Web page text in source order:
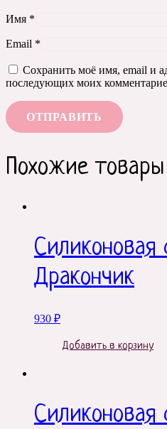
Имя *
Email *
Сохранить моё имя, email и
последующих моих
Похожие товары
Дракончик
930 ₽
Добавить в корзину